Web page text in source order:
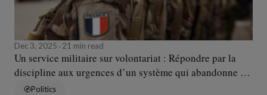
Dec 3, 2025 21 min read
Un service militaire sur volontariat : Répondre par la
discipline aux urgences d’un système qui abandonne la
jeunesse
Politics